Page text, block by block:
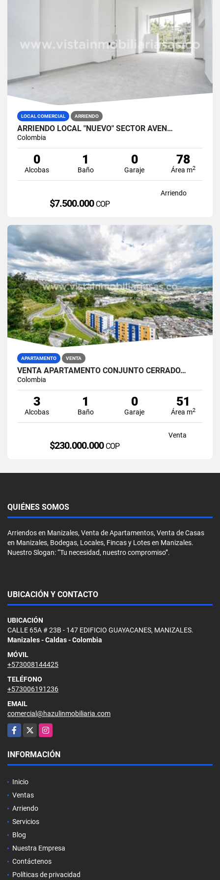
LOCAL COMERCIAL ARRIENDO
ARRIENDO LOCAL "NUEVO" SECTOR AVEN…
Colombia
0
Alcobas
1
Baño
0
Garaje
78
Área m2
Arriendo
$7.500.000 COP
APARTAMENTO VENTA
VENTA APARTAMENTO CONJUNTO CERRADO…
Colombia
3
Alcobas
1
Baño
0
Garaje
51
Área m2
Venta
$230.000.000 COP
QUIÉNES SOMOS
Arriendos en Manizales, Venta de Apartamentos, Venta de Casas
en Manizales, Bodegas, Locales, Fincas y Lotes en Manizales.
Nuestro Slogan: “Tu necesidad, nuestro compromiso”.
UBICACIÓN Y CONTACTO
UBICACIÓN
CALLE 65A # 23B - 147 EDIFICIO GUAYACANES, MANIZALES.
Manizales - Caldas - Colombia
MÓVIL
+573008144425
TELÉFONO
+573006191236
EMAIL
comercial@hazulinmobiliaria.com
Facebook
X Instagram
INFORMACIÓN
Inicio
Ventas
Arriendo
Servicios
Blog
Nuestra Empresa
Contáctenos
Políticas de privacidad